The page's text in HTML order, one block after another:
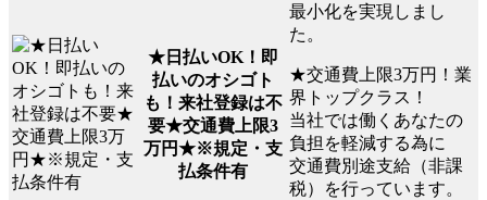
★日払いOK！即
払いのオシゴト
も！来社登録は不
要★交通費上限3
万円★※規定・支
払条件有
最小化を実現しまし
た。
★交通費上限3万円！業
界トップクラス！
当社では働くあなたの
負担を軽減する為に
交通費別途支給（非課
税）を行っています。